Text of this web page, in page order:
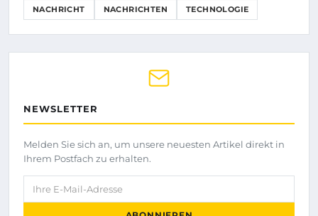
NACHRICHT NACHRICHTEN TECHNOLOGIE
NEWSLETTER
Melden Sie sich an, um unsere neuesten Artikel direkt in
Ihrem Postfach zu erhalten.
Ihre E-Mail-Adresse